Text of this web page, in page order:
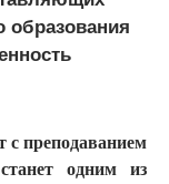
образования
с преподаванием
одним из